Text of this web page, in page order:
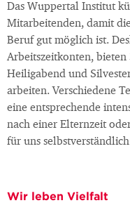
Das Wuppertal Institut
Mitarbeitenden, damit
Beruf gut möglich ist.
Arbeitszeitkonten,
Heiligabend und
arbeiten. Verschiedene
eine entsprechende
nach einer Elternzeit
für uns
Wir leben Vielfalt